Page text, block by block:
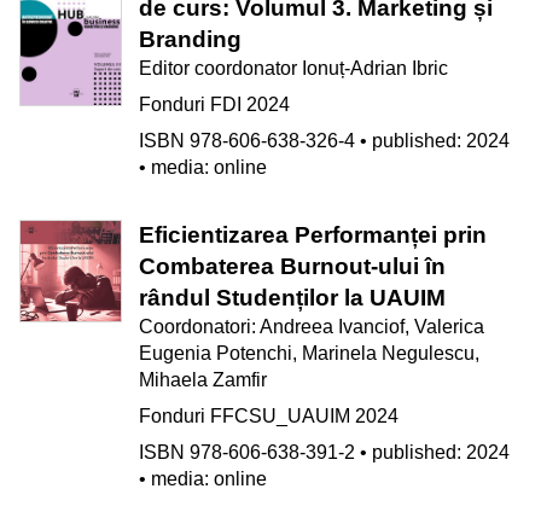
de curs: Volumul 3. Marketing și
Branding
Editor coordonator Ionuț-Adrian Ibric
Fonduri FDI 2024
ISBN 978-606-638-326-4 • published: 2024
• media: online
Eficientizarea Performanței prin
Combaterea Burnout-ului în
rândul Studenților la UAUIM
Coordonatori: Andreea Ivanciof, Valerica
Eugenia Potenchi, Marinela Negulescu,
Mihaela Zamfir
Fonduri FFCSU_UAUIM 2024
ISBN 978-606-638-391-2 • published: 2024
• media: online